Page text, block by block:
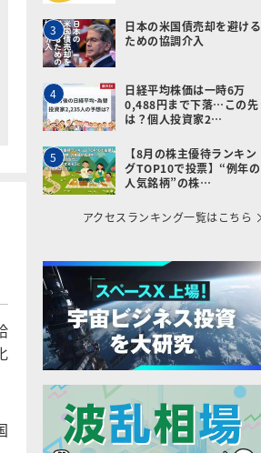
3
日本の米国債売却を避ける
ための協調介入
4
日経平均株価は一時6万
0,488円まで下落…この先
は？個人投資家2…
5
【8月の株主優待ランキン
グTOP10で投票】“例年の
人気銘柄”の株…
アクセスランキング一覧はこちら